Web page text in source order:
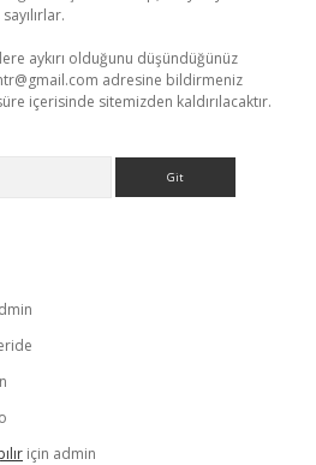
aykırı olduğunu düşündüğünüz
adresine bildirmeniz
içerisinde sitemizden kaldırılacaktır.
için admin